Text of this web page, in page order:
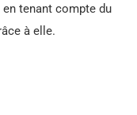
tenant compte du
à elle.